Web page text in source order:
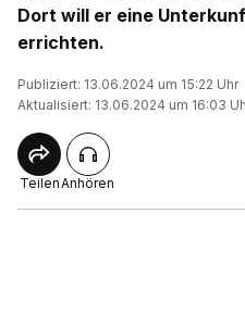
Dort will er eine
errichten.
Publiziert: 13.06.2024 um 15:22 Uhr
Aktualisiert: 13.06.2024 um 16:03
TeilenAnhören